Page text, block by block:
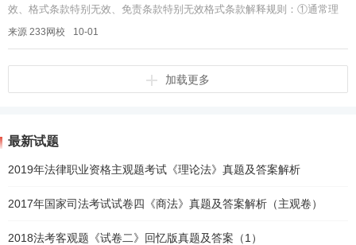
效、格式条款特别无效、免责条款特别无效格式条款解释规则：①通常理
解→不利用提供格式条款一方的解释②非格式条款效力优先二、要约构成
来源 233网校 10-01
加载更多
最新试题
2019年法律职业资格主观题考试《理论法》真题及答案解析
2017年国家司法考试试卷四《商法》真题及答案解析（主观卷）
2018法考客观题《试卷二》回忆版真题及答案（1）